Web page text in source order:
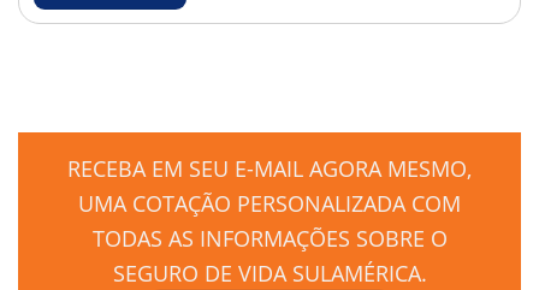
RECEBA EM SEU E-MAIL AGORA MESMO,
UMA COTAÇÃO PERSONALIZADA COM
TODAS AS INFORMAÇÕES SOBRE O
SEGURO DE VIDA SULAMÉRICA.